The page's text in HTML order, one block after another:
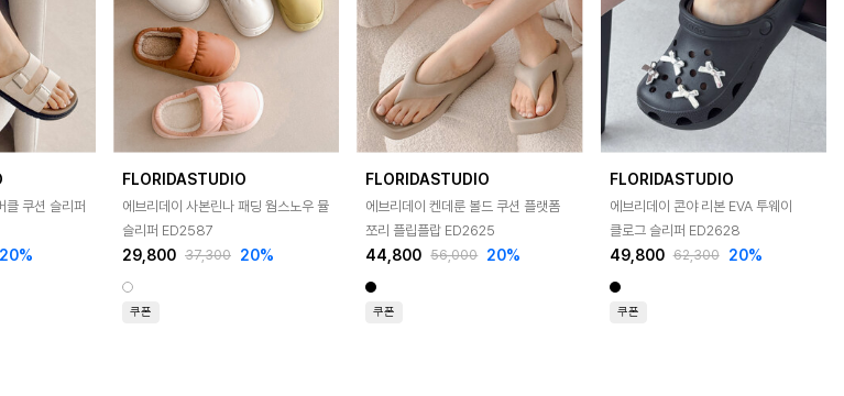
클 쿠션 슬리퍼
20%
FLORIDASTUDIO
에브리데이 사본린나 패딩 웜스노우 뮬
슬리퍼 ED2587
29,800 37,300 20%
쿠폰
FLORIDASTUDIO
에브리데이 켄데룬 볼드 쿠션 플랫폼
쪼리 플립플랍 ED2625
44,800 56,000 20%
쿠폰
FLORIDASTUDIO
에브리데이 콘야 리본 EVA 투웨이
클로그 슬리퍼 ED2628
49,800 62,300 20%
쿠폰